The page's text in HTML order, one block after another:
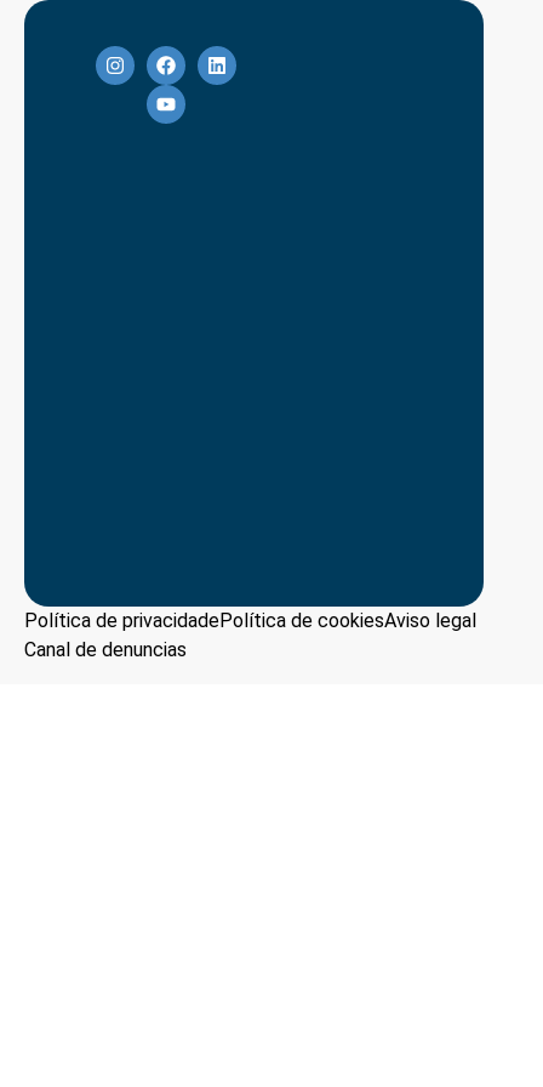
Política de privacidadePolítica de cookiesAviso legal
Canal de denuncias